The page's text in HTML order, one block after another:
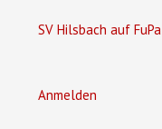
SV Hilsbach auf FuPa
Anmelden